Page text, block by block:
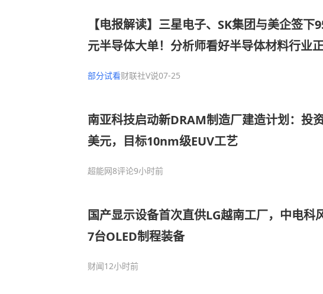
【电报解读】三星电子、SK集团与美企签下
元半导体大单！分析师看好半导体材料行业
供应链
部分试看财联社V说07-25
南亚科技启动新DRAM制造厂建造计划：投
美元，目标10nm级EUV工艺
超能网8评论9小时前
国产显示设备首次直供LG越南工厂，中电科
7台OLED制程装备
财闻12小时前